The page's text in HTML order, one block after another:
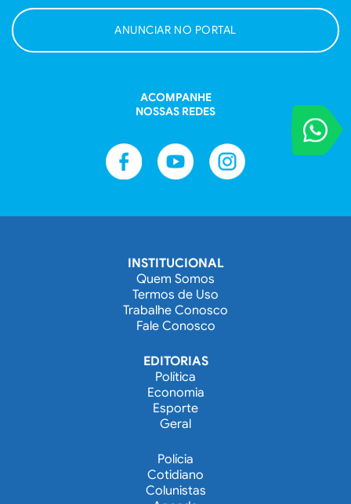
VOCÊ
Entre em
ANUNCIAR NO PORTAL
ACOMPANHE
NOSSAS REDES
INSTITUCIONAL
Quem Somos
Termos de Uso
Trabalhe Conosco
Fale Conosco
EDITORIAS
Política
Economia
Esporte
Geral
Polícia
Cotidiano
Colunistas